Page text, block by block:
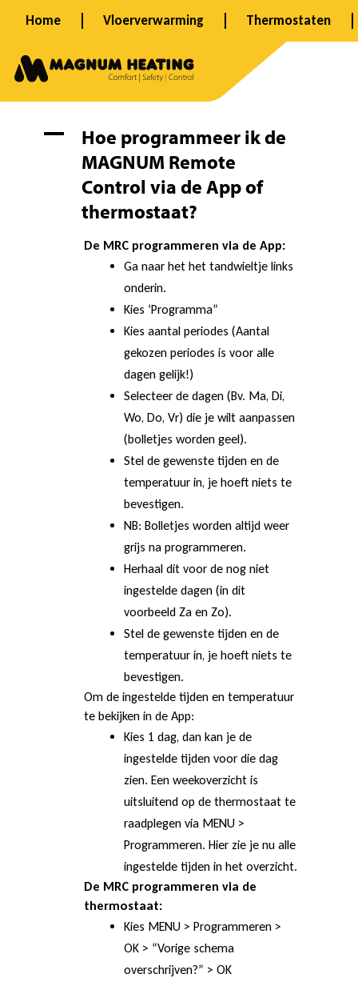
inhoud
Home Vloerverwarming Thermostaten
H
A
Hoe programmeer ik de
MAGNUM Remote
Control via de App of
thermostaat?
De MRC programmeren via de App:
Ga naar het het tandwieltje links
onderin.
Kies ‘Programma”
Kies aantal periodes (Aantal
gekozen periodes is voor alle
dagen gelijk!)
Selecteer de dagen (Bv. Ma, Di,
Wo, Do, Vr) die je wilt aanpassen
(bolletjes worden geel).
Stel de gewenste tijden en de
temperatuur in, je hoeft niets te
bevestigen.
NB: Bolletjes worden altijd weer
grijs na programmeren.
Herhaal dit voor de nog niet
ingestelde dagen (in dit
voorbeeld Za en Zo).
Stel de gewenste tijden en de
temperatuur in, je hoeft niets te
bevestigen.
Om de ingestelde tijden en temperatuur
te bekijken in de App:
Kies 1 dag, dan kan je de
ingestelde tijden voor die dag
zien. Een weekoverzicht is
uitsluitend op de thermostaat te
raadplegen via MENU >
Programmeren. Hier zie je nu alle
ingestelde tijden in het overzicht.
De MRC programmeren via de
thermostaat:
Kies MENU > Programmeren >
OK > “Vorige schema
overschrijven?” > OK